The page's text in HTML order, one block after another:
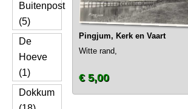
Buitenpost
(5)
De
Hoeve
(1)
Dokkum
Pingjum, Kerk en Vaart
Witte rand,
€ 5,00